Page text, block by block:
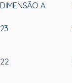
DIMENSÃO A
23
22